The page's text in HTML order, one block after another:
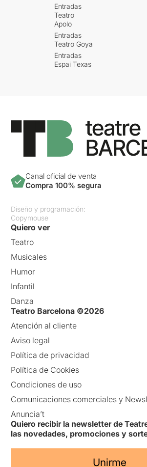
Entradas
Teatro
Apolo
Entradas
Teatro Goya
Entradas
Espai Texas
Canal oficial de venta
Compra 100% segura
Diseño y programación:
Copymouse
Quiero ver
Teatro
Musicales
Humor
Infantil
Danza
Teatro Barcelona ©2026
Atención al cliente
Aviso legal
Política de privacidad
Política de Cookies
Condiciones de uso
Comunicaciones comerciales y
Anuncia’t
Quiero recibir la newsletter de
las novedades, promociones y
Unirme